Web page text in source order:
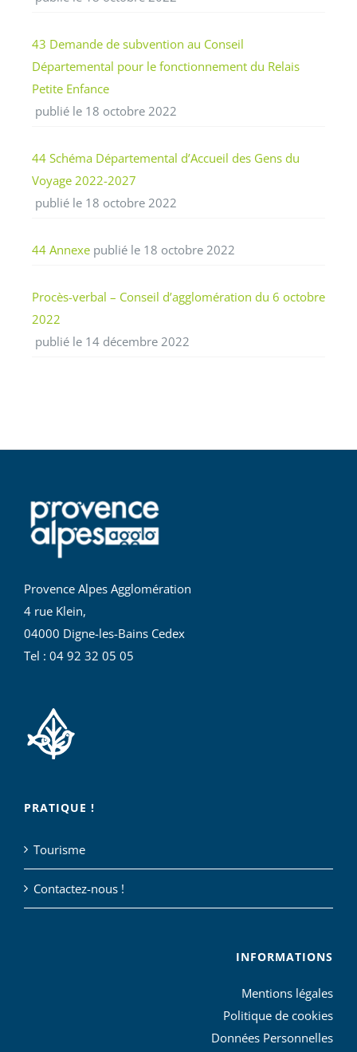
43 Demande de subvention au Conseil
Départemental pour le fonctionnement du Relais
Petite Enfance
publié le 18 octobre 2022
44 Schéma Départemental d’Accueil des Gens du
Voyage 2022-2027
publié le 18 octobre 2022
44 Annexe publié le 18 octobre 2022
Procès-verbal – Conseil d’agglomération du 6 octobre
2022
publié le 14 décembre 2022
Provence Alpes Agglomération
4 rue Klein,
04000 Digne-les-Bains Cedex
Tel : 04 92 32 05 05
PRATIQUE !
Tourisme
Contactez-nous !
INFORMATIONS
Mentions légales
Politique de cookies
Données Personnelles